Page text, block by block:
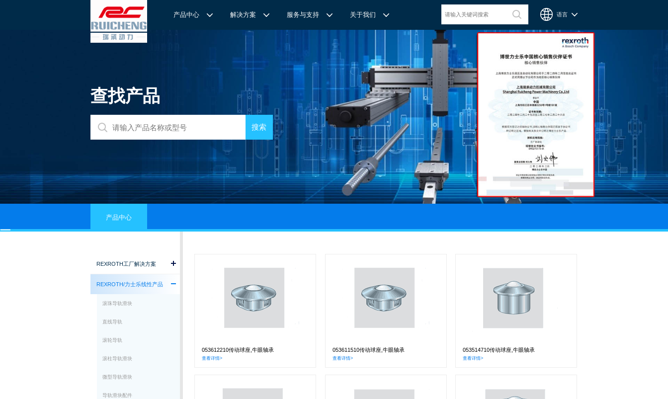
产品中心
REXROTH/力士乐线性产品
REXROTH丝杠螺母
REXROTH直线模组
REXROTH测量系统IMS
REXROTH/力士乐伺服驱动
CPC滑块
ACE缓冲器
RENOLD/雷诺德工业链条
滚轮导轨
滚柱导轨滑块
传动球座/牛眼轴承
直线模组/工业机器人
直线轴承/导套
滚珠丝杠螺母
博世力士乐中国 | Bosch Rexroth 中国
博世力士乐（Bosch Rexroth）为工业及工厂自动化、行走机
械、以及可再生能源等领域的客户提供传动、控制与移动解决方
案；作为全球超过50万客户的共同选择，力士乐正不断为客户
提供高质量的电控、液压、气动以及机电一体化元件和系统。
Chieftek Precision Co., Ltd. 直得科技股份有限公司簡稱cpc。
cpc注重人才在品德與技術兼備的重要性，整個核心團隊不斷研
發、製造高品質線性運動系統與零組件，創造產品永續經營與創
新。cpc 微型滑軌主要應用在精密量測、電子業、自動化產業與
半導體等，更在國際生醫科技獲得青睞與肯定。
解决方案
针
对通用机床的CNC系统解决方案
力
士乐：总装车间自动化合作伙伴
交钥匙的自动化解决方案
博世力士乐--混凝土搅拌车
博
世力士乐--摊铺机和路面铣刨机
REXROTH力士乐激光切割路径测量
机床制造商 TRUMPF 选用博世力士乐的 IMS 感应式距离测量
系统进行激光切割。
服务与支持
技术支持
样本下载
我们拥有一批高素质，经验丰富，精通业务的销售工程师，可以
提供完善技术服务，必要的时候，我们还可以安排厂方的工程师
和技术人员为客户解决技术上的问题，使客户对我们的产品有信
关于我们
关于我们
特别说明
力
士乐滑块导轨安装流程与关键步骤
力士乐电动缸选型指南
力
士乐驱动智能制造的精密力量‌——直线模组与工业机器人
【
力士乐滚柱滑块 | 高端传动优选 尽在上海瑞承动力】
雷诺德输送链的特点
上海瑞承动力机械有限公司
我们致力于机械自动化产品的供应,提供技术支持，是德国
BOSCH REXROTH/力士乐(STAR/星牌）、英国瑞诺
德/RENOLD链条代理商、奇石乐Kistler代理商。主要经营范围
包括进口工业链条链轮、直线导轨滑块、轴承、丝杆螺母、直线
运动模块、气动、液压产品,离合器等相关系列工业产品的机
构，主要服务对象是机械工业各领域的企业。
语言
查找产品
产品中心
REXROTH工厂解决方案
REXROTH/力士乐线性产品
滚珠导轨滑块
直线导轨
滚轮导轨
滚柱导轨滑块
微型导轨滑块
导轨滑块配件
053612210传动球座,牛眼轴承
查看详情>
053611510传动球座,牛眼轴承
查看详情>
053514710传动球座,牛眼轴承
查看详情>